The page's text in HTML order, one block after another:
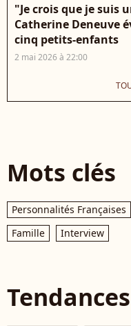
"Je crois que je suis
Catherine Deneuve
cinq petits-enfants
2 mai 2026 à 22:00
Mots clés
Personnalités Françaises
Famille
Interview
Tendances